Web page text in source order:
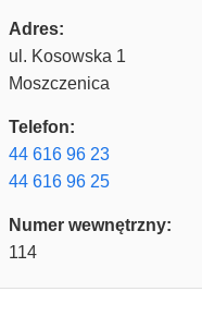
Adres:
ul. Kosowska 1
Moszczenica
Telefon:
44 616 96 23
44 616 96 25
Numer wewnętrzny:
114